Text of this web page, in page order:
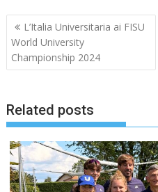
Navigazione
articoli
L’Italia Universitaria ai FISU
World University
Championship 2024
Related posts